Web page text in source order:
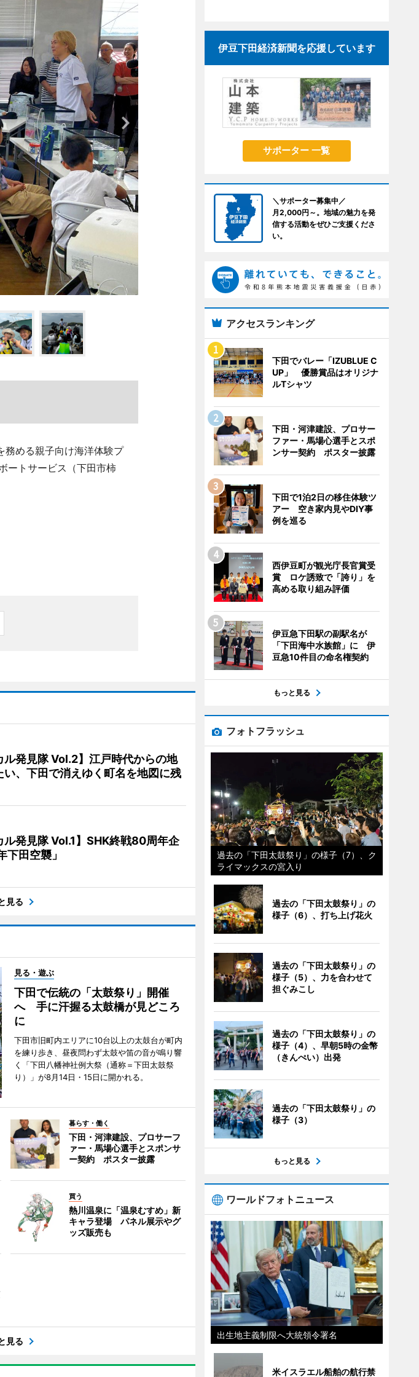
務める親子向け海洋体験プ
ートサービス（下田市柿
ル発見隊 Vol.2】江戸時代からの地
い、下田で消えゆく町名を地図に残
ル発見隊 Vol.1】SHK終戦80周年企
田空襲」
見る
見る・遊ぶ
下田で伝統の「太鼓祭り」開催
へ 手に汗握る太鼓橋が見どころ
に
下田市旧町内エリアに10台以上の太鼓台が町内
を練り歩き、昼夜問わず太鼓や笛の音が鳴り響
く「下田八幡神社例大祭（通称＝下田太鼓祭
り）」が8月14日・15日に開かれる。
暮らす・働く
下田・河津建設、プロサーフ
ァー・馬場心選手とスポンサ
ー契約 ポスター披露
買う
熱川温泉に「温泉むすめ」新
キャラ登場 パネル展示やグ
ッズ販売も
見る
伊豆下田経済新聞を応援しています
サポーター 一覧
＼サポーター募集中／
月2,000円～。地域の魅力を発
信する活動をぜひご支援くださ
い。
アクセスランキング
下田でバレー「IZUBLUE C
UP」 優勝賞品はオリジナ
ルTシャツ
下田・河津建設、プロサー
ファー・馬場心選手とスポ
ンサー契約 ポスター披露
下田で1泊2日の移住体験ツ
アー 空き家内見やDIY事
例を巡る
西伊豆町が観光庁長官賞受
賞 ロケ誘致で「誇り」を
高める取り組み評価
伊豆急下田駅の副駅名が
「下田海中水族館」に 伊
豆急10件目の命名権契約
もっと見る
フォトフラッシュ
過去の「下田太鼓祭り」の様子（7）、ク
ライマックスの宮入り
過去の「下田太鼓祭り」の
様子（6）、打ち上げ花火
過去の「下田太鼓祭り」の
様子（5）、力を合わせて
担ぐみこし
過去の「下田太鼓祭り」の
様子（4）、早朝5時の金幣
（きんぺい）出発
過去の「下田太鼓祭り」の
様子（3）
もっと見る
ワールドフォトニュース
出生地主義制限へ大統領令署名
米イスラエル船舶の航行禁